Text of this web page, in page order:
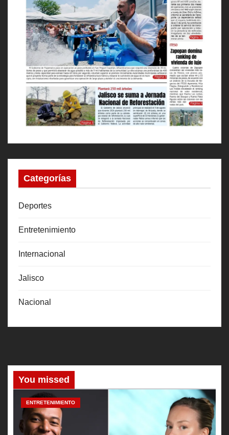
Categorías
Deportes
Entretenimiento
Internacional
Jalisco
Nacional
You missed
ENTRETENIMIENTO